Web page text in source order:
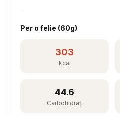
Per o felie (60g)
303
kcal
44.6
Carbohidrați